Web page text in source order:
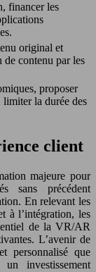
financer les
original et
de contenu par les
proposer
limiter la durée des
client
majeure pour
sans précédent
En relevant les
à l’intégration, les
de la VR/AR
L’avenir de
personnalisé que
investissement